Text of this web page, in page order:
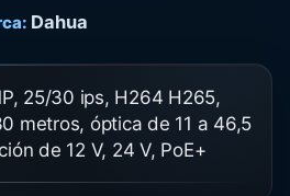
Dahua
25/30 ips, H264 H265,
metros, óptica de 11 a 46,5
de 12 V, 24 V, PoE+